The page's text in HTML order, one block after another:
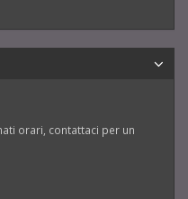
orari, contattaci per un